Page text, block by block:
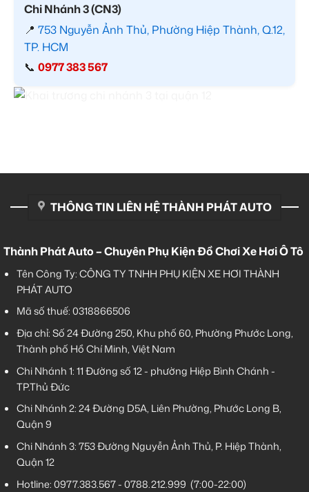
Chi Nhánh 3 (CN3)
📍 753 Nguyễn Ảnh Thủ, Phường Hiệp Thành, Q.12,
TP. HCM
📞 0977 383 567
THÔNG TIN LIÊN HỆ THÀNH PHÁT AUTO
Thành Phát Auto – Chuyên Phụ Kiện Đồ Chơi Xe Hơi Ô Tô
Tên Công Ty: CÔNG TY TNHH PHỤ KIỆN XE HƠI THÀNH
PHÁT AUTO
Mã số thuế: 0318866506
Địa chỉ: Số 24 Đường 250, Khu phố 60, Phường Phước Long,
Thành phố Hồ Chí Minh, Việt Nam
Chi Nhánh 1:11 Đường số 12 - phường Hiệp Bình Chánh -
TP.Thủ Đức
Chi Nhánh 2:24 Đường D5A, Liên Phường, Phước Long B,
Quận 9
Chi Nhánh 3:753 Đường Nguyễn Ảnh Thủ, P. Hiệp Thành,
Quận 12
Hotline:0977.383.567-0788.212.999 (7:00-22:00)